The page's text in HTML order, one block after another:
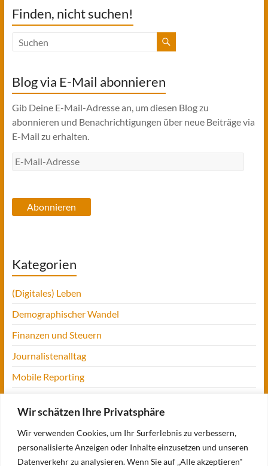
Wir schätzen Ihre Privatsphäre
Wir verwenden Cookies, um Ihr Surferlebnis zu verbessern,
personalisierte Anzeigen oder Inhalte einzusetzen und unseren
Datenverkehr zu analysieren. Wenn Sie auf „Alle akzeptieren"
Finden, nicht suchen!
Blog via E-Mail abonnieren
Gib Deine E-Mail-Adresse an, um diesen Blog zu
abonnieren und Benachrichtigungen über neue Beiträge via
E-Mail zu erhalten.
E-
Abonnieren
Kategorien
(Digitales) Leben
Demographischer Wandel
Finanzen und Steuern
Journalistenalltag
Mobile Reporting
Tansania
UofM
Verbraucherjournalismus